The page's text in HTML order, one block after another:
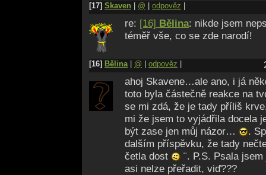
[17] Skaven | @ | odpověz |
re: [16] Bělina: nikde jsem
téměř vše, co se zde narodí!
[16] Bělina | @ | odpověz |
ahoj Skavene…ale ano, i já
toto byla částečně reakce na
se mi zdá, že je tady příliš
mi že jsem to vyjádřila docela
být zase jen můj názor…
.
dalším příspěvku, že tady
četla dost
¨. P.S. Psala
asi nelze přeřadit, viď???